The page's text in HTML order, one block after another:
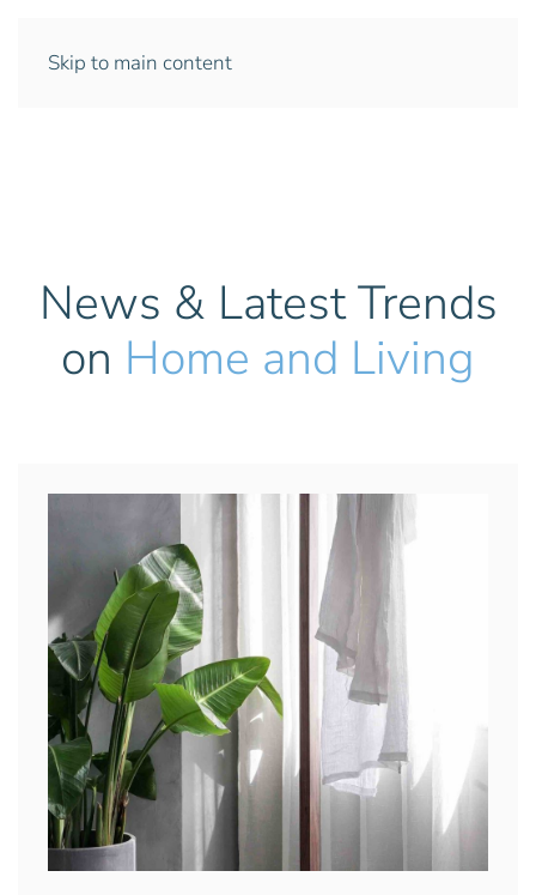
Skip to main content
News & Latest Trends
on Home and Living